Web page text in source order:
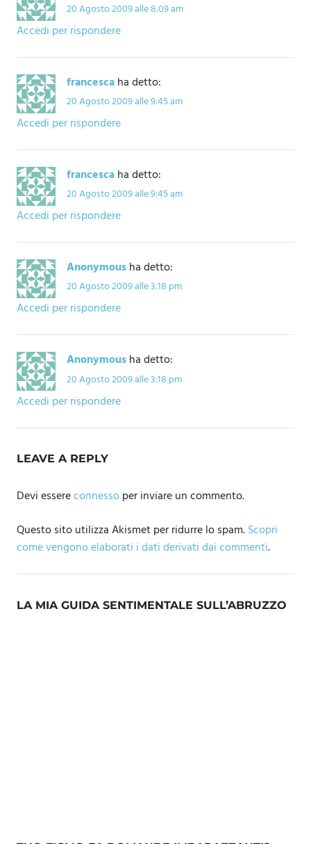
20 Agosto 2009 alle 8:09 am
Accedi per rispondere
francescaha detto:
20 Agosto 2009 alle 9:45 am
Accedi per rispondere
francescaha detto:
20 Agosto 2009 alle 9:45 am
Accedi per rispondere
Anonymousha detto:
20 Agosto 2009 alle 3:18 pm
Accedi per rispondere
Anonymousha detto:
20 Agosto 2009 alle 3:18 pm
Accedi per rispondere
LEAVE A REPLY
Devi essereconnessoper inviare un commento.
Questo sito utilizza Akismet per ridurre lo spam.Scopri
come vengono elaborati i dati derivati dai commenti.
LA MIA GUIDA SENTIMENTALE SULL’ABRUZZO